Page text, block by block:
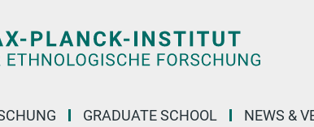
GRADUATE SCHOOL NEWS &